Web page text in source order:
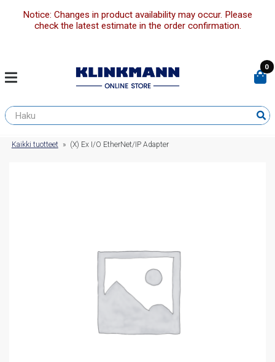
Notice: Changes in product availability may occur. Please
check the latest estimate in the order confirmation.
0
Kaikki tuotteet » (X) Ex I/O EtherNet/IP Adapter